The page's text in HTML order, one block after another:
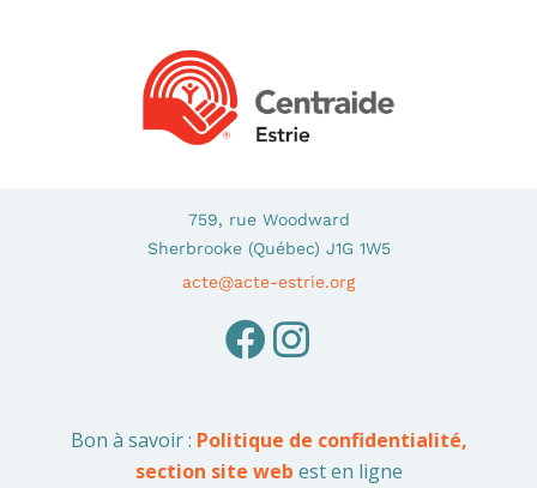
759, rue Woodward
Sherbrooke (Québec) J1G 1W5
acte@acte-estrie.org
Bon à savoir : Politique de confidentialité,
section site web est en ligne